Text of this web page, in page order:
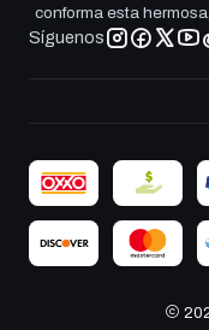
conforma esta
Síguenos